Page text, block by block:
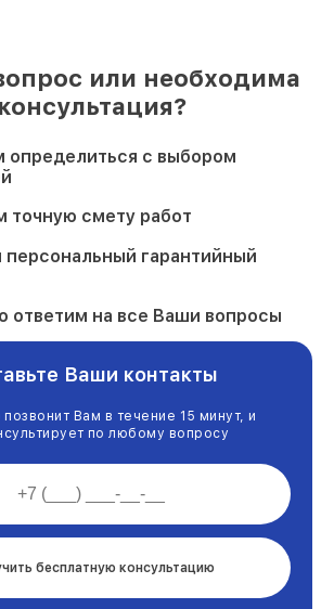
или необходима
консультация?
с выбором
точную смету работ
гарантийный
ответим на все Ваши вопросы
Ваши контакты
Вам в течение 15 минут, и
по любому вопросу
бесплатную консультацию